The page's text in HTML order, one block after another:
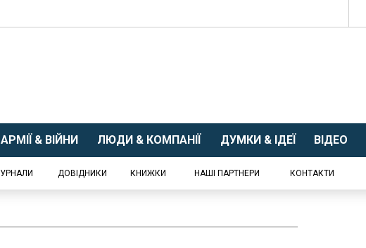
АРМІЇ & ВІЙНИ ЛЮДИ & КОМПАНІЇ ДУМКИ & ІДЕЇ ВІДЕО
ДОВІДНИКИ КНИЖКИ НАШІ ПАРТНЕРИ КОНТАКТИ